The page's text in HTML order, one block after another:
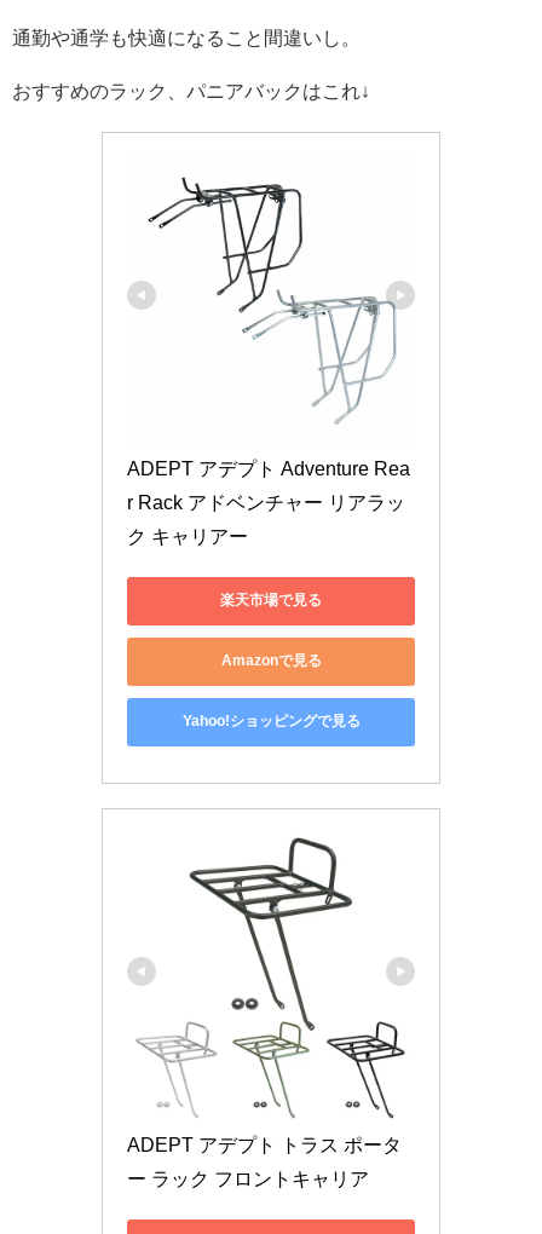
通勤や通学も快適になること間違いし。
おすすめのラック、パニアバックはこれ↓
ADEPT アデプト Adventure Rea
r Rack アドベンチャー リアラッ
ク キャリアー
楽天市場で見る
Amazonで見る
Yahoo!ショッピングで見る
ADEPT アデプト トラス ポータ
ー ラック フロントキャリア